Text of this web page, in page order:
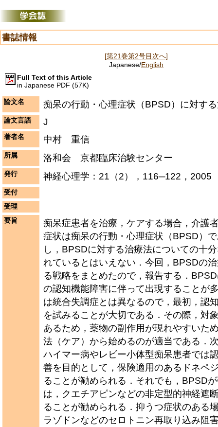
書誌情報
[第21巻第2号目次へ]
Japanese/English
Full Text of this Article
in Japanese PDF (57K)
論文名 痴呆の行動・心理症状（BPSD）に対す
論文言語 J
著者名 中村 重信
所属 洛和会 京都臨床治験センター
発行 神経心理学：21（2），116─122，2005
受付
受理
要旨
痴呆症患者を治療，ケアする場合，介護
症状は痴呆の行動・心理症状（BPSD）
し，BPSDに対する治療法についての十
れているとはいえない．今回，BPSDの
る戦略をまとめたので，報告する．
の認知機能障害に伴って出現することが
は統合失調症とは異なるので，最初，認
を試みることが大切である．その際，対
あるため，薬物の副作用が現れやすいた
法（ケア）から始めるのが適当である．
ハイマー病やレビー小体型痴呆患者では
善を目的として，保険適用のあるドネペ
ることが勧められる．それでも，BPSD
は，クエチアピンなどの非定型的神経遮
ることが勧められる．抑うつ症状のある
ラゾドンなどのセロトニン再取り込み阻